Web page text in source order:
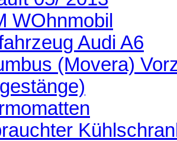
WOhnmobil
Audi A6
(Movera)